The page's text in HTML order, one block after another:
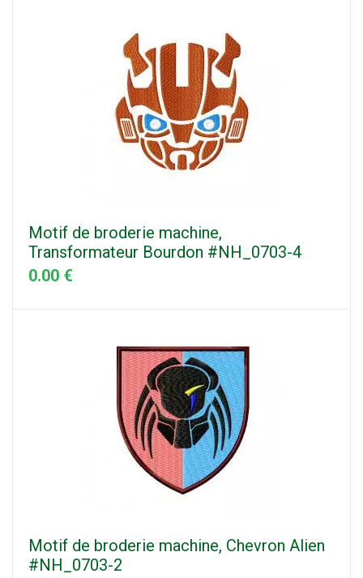
Motif de broderie machine,
Transformateur Bourdon #NH_0703-4
0.00 €
Motif de broderie machine, Chevron Alien
#NH_0703-2